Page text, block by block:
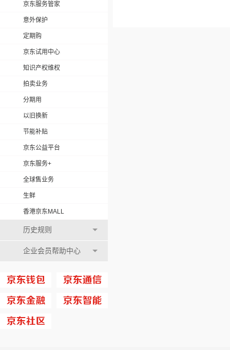
京东服务管家
意外保护
定期购
京东试用中心
知识产权维权
拍卖业务
分期用
以旧换新
节能补贴
京东公益平台
京东服务+
全球售业务
生鲜
香港京东MALL
历史规则
企业会员帮助中心